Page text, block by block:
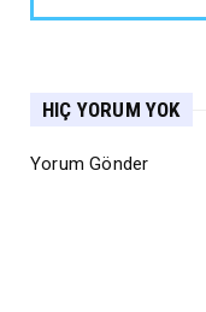
HIÇ YORUM YOK
Yorum Gönder